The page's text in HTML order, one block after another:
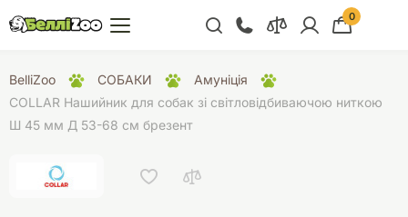
+38 (068) 300 91 91
Відділ продажу
+38 (093) 300 91 91
0
BelliZoo СОБАКИ
Амуніція
COLLAR Нашийник для собак зі світловідбиваючою ниткою
Ш 45 мм Д 53-68 см брезент